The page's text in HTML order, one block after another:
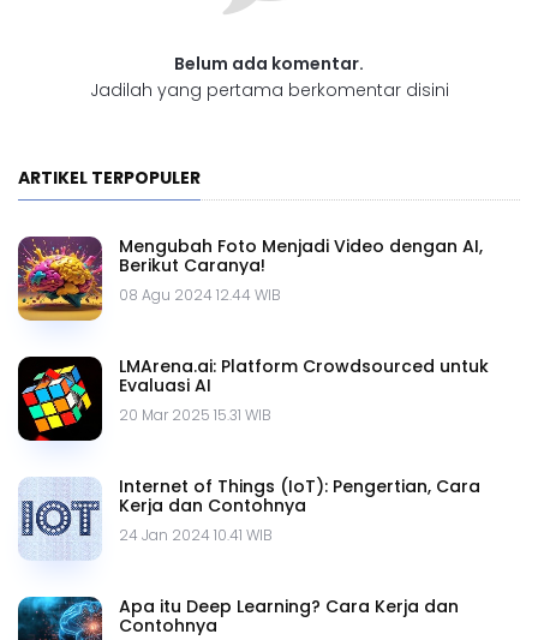
Belum ada komentar.
Jadilah yang pertama berkomentar disini
ARTIKEL TERPOPULER
Mengubah Foto Menjadi Video dengan AI,
Berikut Caranya!
08 Agu 2024 12.44 WIB
LMArena.ai: Platform Crowdsourced untuk
Evaluasi AI
20 Mar 2025 15.31 WIB
Internet of Things (IoT): Pengertian, Cara
Kerja dan Contohnya
24 Jan 2024 10.41 WIB
Apa itu Deep Learning? Cara Kerja dan
Contohnya